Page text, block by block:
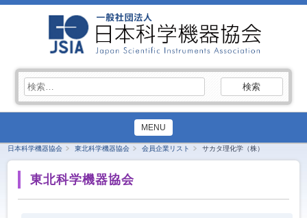
索:
MENU
日本科学機器協会 東北科学機器協会 会員企業リスト サカタ理化学（株）
東北科学機器協会